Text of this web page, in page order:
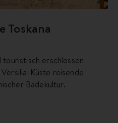
Toskana
erschlossen
Küste reisende
Badekultur.